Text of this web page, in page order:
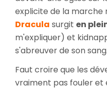
explicite de la marche
Dracula surgit en
m'expliquer) et
s'abreuver de son sang.
Faut croire que les
vraiment pas fouler et